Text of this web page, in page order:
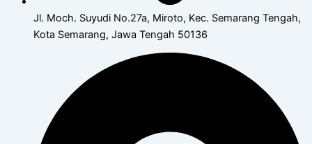
Jl. Moch. Suyudi No.27a, Miroto, Kec. Semarang Tengah,
Kota Semarang, Jawa Tengah 50136